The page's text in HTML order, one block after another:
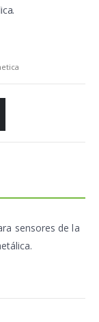
sensores de la